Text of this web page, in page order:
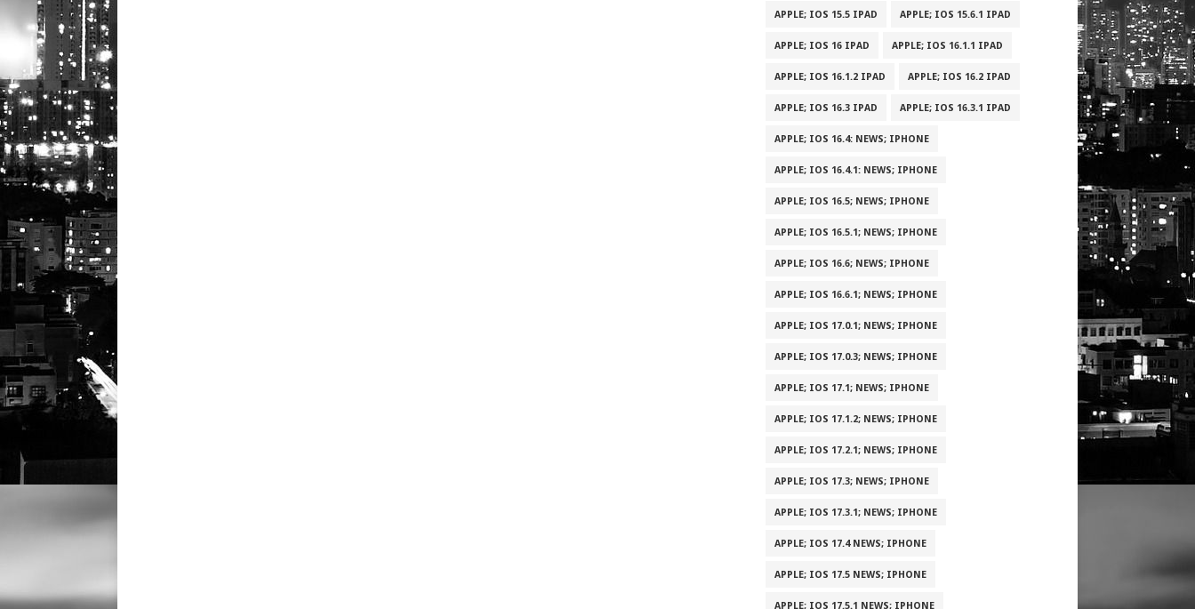
APPLE; IOS 15.5 IPAD APPLE; IOS 15.6.1 IPAD
APPLE; IOS 16 IPAD APPLE; IOS 16.1.1 IPAD
APPLE; IOS 16.1.2 IPAD APPLE; IOS 16.2 IPAD
APPLE; IOS 16.3 IPAD APPLE; IOS 16.3.1 IPAD
APPLE; IOS 16.4: NEWS; IPHONE
APPLE; IOS 16.4.1: NEWS; IPHONE
APPLE; IOS 16.5; NEWS; IPHONE
APPLE; IOS 16.5.1; NEWS; IPHONE
APPLE; IOS 16.6; NEWS; IPHONE
APPLE; IOS 16.6.1; NEWS; IPHONE
APPLE; IOS 17.0.1; NEWS; IPHONE
APPLE; IOS 17.0.3; NEWS; IPHONE
APPLE; IOS 17.1; NEWS; IPHONE
APPLE; IOS 17.1.2; NEWS; IPHONE
APPLE; IOS 17.2.1; NEWS; IPHONE
APPLE; IOS 17.3; NEWS; IPHONE
APPLE; IOS 17.3.1; NEWS; IPHONE
APPLE; IOS 17.4 NEWS; IPHONE
APPLE; IOS 17.5 NEWS; IPHONE
APPLE; IOS 17.5.1 NEWS; IPHONE